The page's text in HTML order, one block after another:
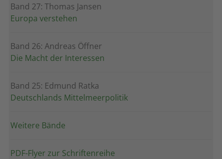
Band 27: Thomas Jansen
Europa verstehen
Band 26: Andreas Öffner
Die Macht der Interessen
Band 25: Edmund Ratka
Deutschlands Mittelmeerpolitik
Weitere Bände
PDF-Flyer zur Schriftenreihe